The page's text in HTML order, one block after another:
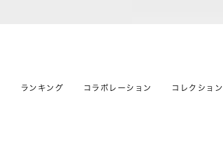
ランキング コラボレーション コレクション